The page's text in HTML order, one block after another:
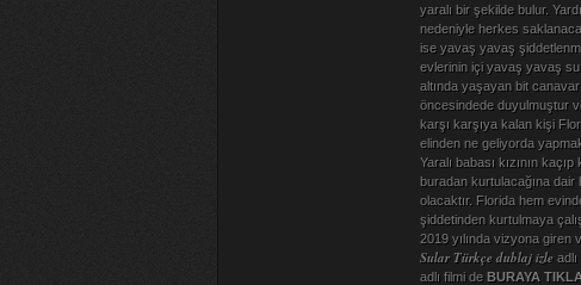
yaralı bir şekilde bulur.
nedeniyle herkes
ise yavaş yavaş
evlerinin içi yavaş yavaş su
altında yaşayan bit
öncesindede duyulmuştur
karşı karşıya kalan kişi
elinden ne geliyorda
Yaralı babası kızının
buradan kurtulacağına dair
olacaktır. Florida hem
şiddetinden kurtulmaya
2019 yılında vizyona giren
Sular Türkçe dublaj izleadlı
adlı filmi de BURAYA